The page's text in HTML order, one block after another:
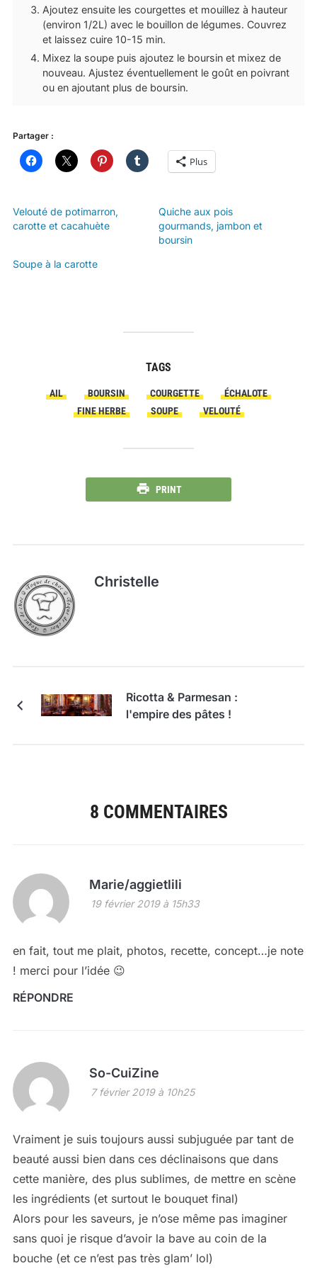
Ajoutez ensuite les courgettes et mouillez à hauteur
(environ 1/2L) avec le bouillon de légumes. Couvrez
et laissez cuire 10-15 min.
Mixez la soupe puis ajoutez le boursin et mixez de
nouveau. Ajustez éventuellement le goût en poivrant
ou en ajoutant plus de boursin.
Partager :
Plus
Velouté de potimarron,
carotte et cacahuète
Quiche aux pois
gourmands, jambon et
boursin
Soupe à la carotte
TAGS
AIL BOURSIN COURGETTE
ÉCHALOTE
FINE HERBE
SOUPE VELOUTÉ
PRINT
Christelle
Ricotta & Parmesan :
l'empire des pâtes !
8 COMMENTAIRES
Marie/aggietlili
19 février 2019 à 15h33
en fait, tout me plait, photos, recette, concept…je note
! merci pour l’idée 😉
RÉPONDRE
So-CuiZine
7 février 2019 à 10h25
Vraiment je suis toujours aussi subjuguée par tant de
beauté aussi bien dans ces déclinaisons que dans
cette manière, des plus sublimes, de mettre en scène
les ingrédients (et surtout le bouquet final)
Alors pour les saveurs, je n’ose même pas imaginer
sans quoi je risque d’avoir la bave au coin de la
bouche (et ce n’est pas très glam’ lol)